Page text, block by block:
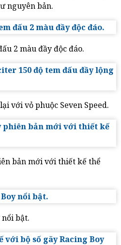
nguyên bản.
2 màu đầy độc đáo.
với vỏ phuộc Seven Speed.
bản mới với thiết kế thể
nổi bật.